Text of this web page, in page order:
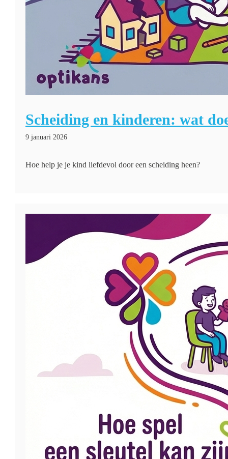
Scheiding en kinderen: wat
9 januari 2026
Hoe help je je kind liefdevol door een scheiding heen?